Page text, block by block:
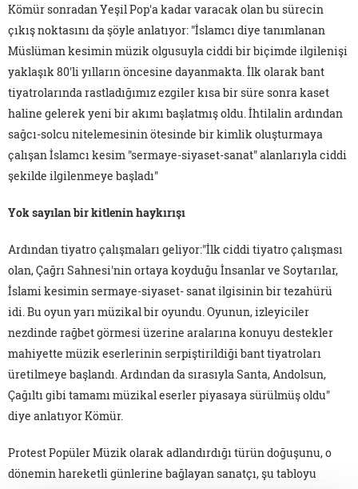
Kömür sonradan Yeşil Pop'a kadar varacak olan bu sürecin
çıkış noktasını da şöyle anlatıyor: "İslamcı diye tanımlanan
Müslüman kesimin müzik olgusuyla ciddi bir biçimde ilgilenişi
yaklaşık 80'li yılların öncesine dayanmakta. İlk olarak bant
tiyatrolarında rastladığımız ezgiler kısa bir süre sonra kaset
haline gelerek yeni bir akımı başlatmış oldu. İhtilalin ardından
sağcı-solcu nitelemesinin ötesinde bir kimlik oluşturmaya
çalışan İslamcı kesim "sermaye-siyaset-sanat" alanlarıyla ciddi
şekilde ilgilenmeye başladı"
Yok sayılan bir kitlenin haykırışı
Ardından tiyatro çalışmaları geliyor:"İlk ciddi tiyatro çalışması
olan, Çağrı Sahnesi'nin ortaya koyduğu İnsanlar ve Soytarılar,
İslami kesimin sermaye-siyaset- sanat ilgisinin bir tezahürü
idi. Bu oyun yarı müzikal bir oyundu. Oyunun, izleyiciler
nezdinde rağbet görmesi üzerine aralarına konuyu destekler
mahiyette müzik eserlerinin serpiştirildiği bant tiyatroları
üretilmeye başlandı. Ardından da sırasıyla Santa, Andolsun,
Çağıltı gibi tamamı müzikal eserler piyasaya sürülmüş oldu"
diye anlatıyor Kömür.
Protest Popüler Müzik olarak adlandırdığı türün doğuşunu, o
dönemin hareketli günlerine bağlayan sanatçı, şu tabloyu